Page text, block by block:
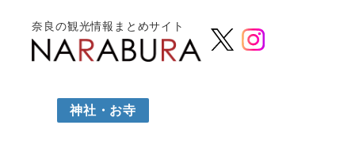
奈良の観光情報まとめサイト
神社・お寺